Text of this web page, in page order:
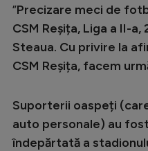
EURO 2024
Stranieri
Clasamente
Tenis
”Precizare meci de
CSM Reșița, Liga a II-
Steaua. Cu privire la
CSM Reșița, facem
Suporterii oaspeți
auto personale) au
îndepărtată a